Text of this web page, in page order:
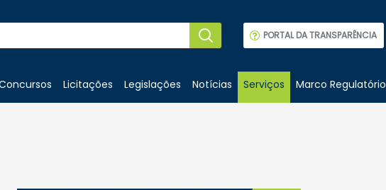
PORTAL DA TRANSPARÊNCIA
Licitações Legislações Notícias Serviços Marco Regulatório